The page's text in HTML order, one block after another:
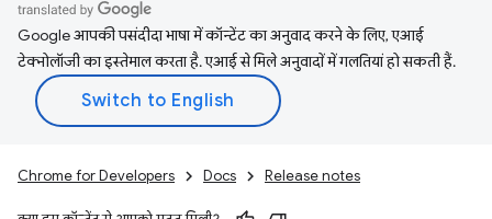
Google आपकी पसंदीदा भाषा में कॉन्टेंट का अनुवाद करने के लिए, एआई
टेक्नोलॉजी का इस्तेमाल करता है. एआई से मिले अनुवादों में गलतियां हो सकती हैं.
Chrome for Developers Docs Release notes